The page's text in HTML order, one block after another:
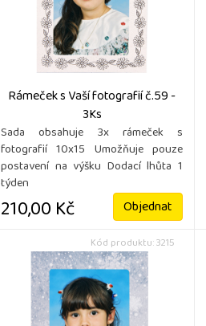
Rámeček s Vaší fotografií č.59 -
3Ks
Sada obsahuje 3x rámeček s
fotografií 10x15 Umožňuje pouze
postavení na výšku Dodací lhůta 1
týden
210,00 Kč Objednat
Kód produktu: 3215